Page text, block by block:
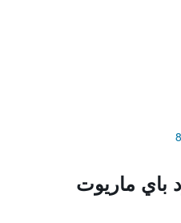
باي ماريوت